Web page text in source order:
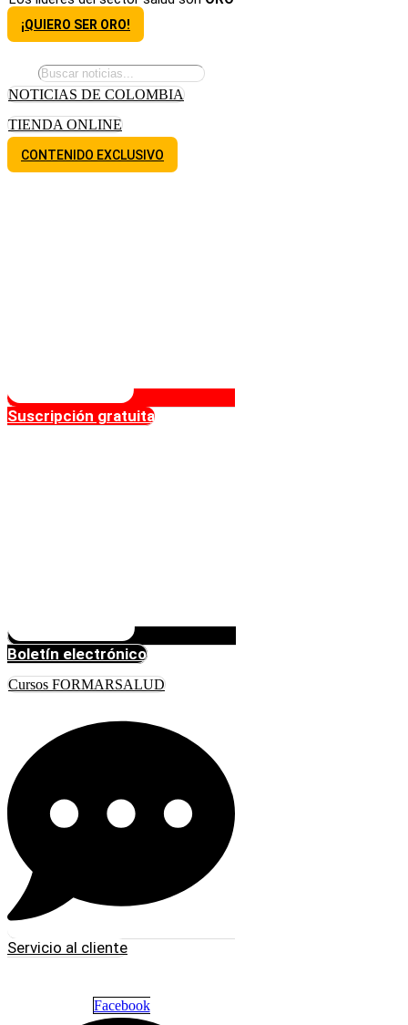
¡QUIERO SER ORO!
NOTICIAS DE COLOMBIA
TIENDA ONLINE
CONTENIDO EXCLUSIVO
Suscripción gratuita
Boletín electrónico
Cursos FORMARSALUD
Servicio al cliente
Facebook